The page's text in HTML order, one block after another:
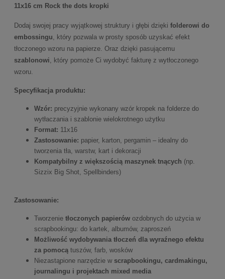
11x16 cm Rock the dots kropki
Dodaj swojej pracy wyjątkowej struktury i głębi dzięki folderowi do
embossingu , który pozwala w prosty sposób uzyskać efekt
tłoczonego wzoru na papierze. Oraz dzięki pasującemu
szablonowi , który pomoże Ci wydobyć fakturę z wytłoczonego
wzoru.
Specyfikacja produktu:
Wzór: precyzyjnie wykonany wzór kropek na folderze do
wytłaczania i szablonie wielokrotnego użytku
Format: 11x16
Zastosowanie: papier, karton, pergamin – idealny do
tworzenia tła, warstw, kart i dekoracji
Kompatybilny z większością maszynek tnących (np.
Sizzix Big Shot, Spellbinders)
Zastosowanie:
Tworzenie tłoczonych papierów ozdobnych do użycia w
scrapbookingu: do kartek, albumów, zaproszeń
Możliwość wydobywania tłoczeń dla wyraźnego efektu
za pomocą tuszów, farb, wosków
Niezastąpione narzędzie w scrapbookingu, cardmakingu,
journalingu i projektach mixed media